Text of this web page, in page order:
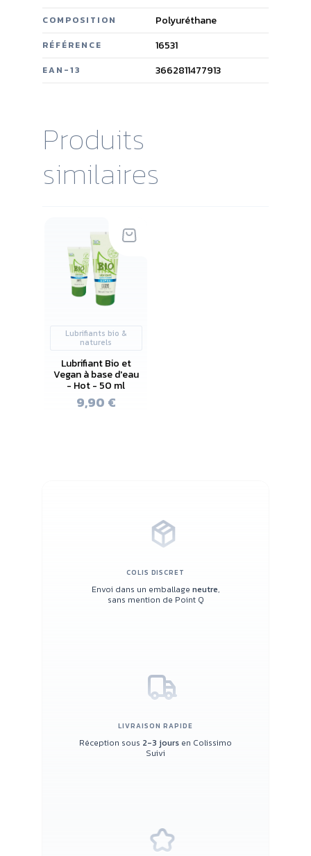
COMPOSITION Polyuréthane
RÉFÉRENCE 16531
EAN-13 3662811477913
Produits
similaires
Lubrifiants bio &
naturels
Lubrifiant Bio et
Vegan à base d'eau
- Hot - 50 ml
9,90 €
COLIS DISCRET
Envoi dans un emballage neutre,
sans mention de Point Q
LIVRAISON RAPIDE
Réception sous 2-3 jours en Colissimo
Suivi